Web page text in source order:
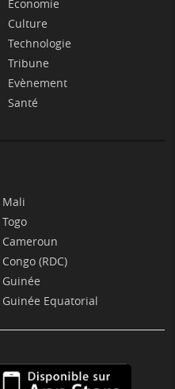
Economie
Culture
Technologie
Tribune
Evènement
Santé
Mali
Togo
Cameroun
Congo (RDC)
Guinée
Guinée Equatorial